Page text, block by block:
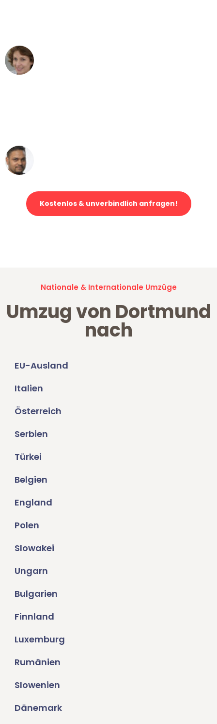
Kostenlos & unverbindlich anfragen!
Nationale & Internationale Umzüge
Umzug von Dortmund
nach
EU-Ausland
Italien
Österreich
Serbien
Türkei
Belgien
England
Polen
Slowakei
Ungarn
Bulgarien
Finnland
Luxemburg
Rumänien
Slowenien
Dänemark